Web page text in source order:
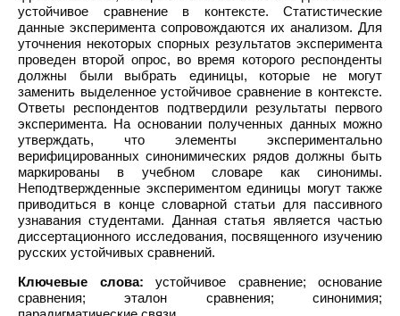
устойчивое сравнение в контексте. Статистические
данные эксперимента сопровождаются их анализом. Для
уточнения некоторых спорных результатов эксперимента
проведен второй опрос, во время которого респонденты
должны были выбрать единицы, которые не могут
заменить выделенное устойчивое сравнение в контексте.
Ответы респондентов подтвердили результаты первого
эксперимента. На основании полученных данных можно
утверждать, что элементы экспериментально
верифицированных синонимических рядов должны быть
маркированы в учебном словаре как синонимы.
Неподтвержденные экспериментом единицы могут также
приводиться в конце словарной статьи для пассивного
узнавания студентами. Данная статья является частью
диссертационного исследования, посвященного изучению
русских устойчивых сравнений.
Ключевые слова: устойчивое сравнение; основание
сравнения; эталон сравнения; синонимия;